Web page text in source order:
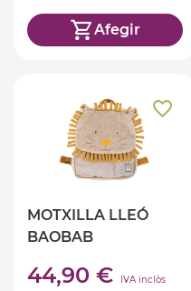
Afegir
MOTXILLA LLEÓ
BAOBAB
44,90 € IVA inclòs